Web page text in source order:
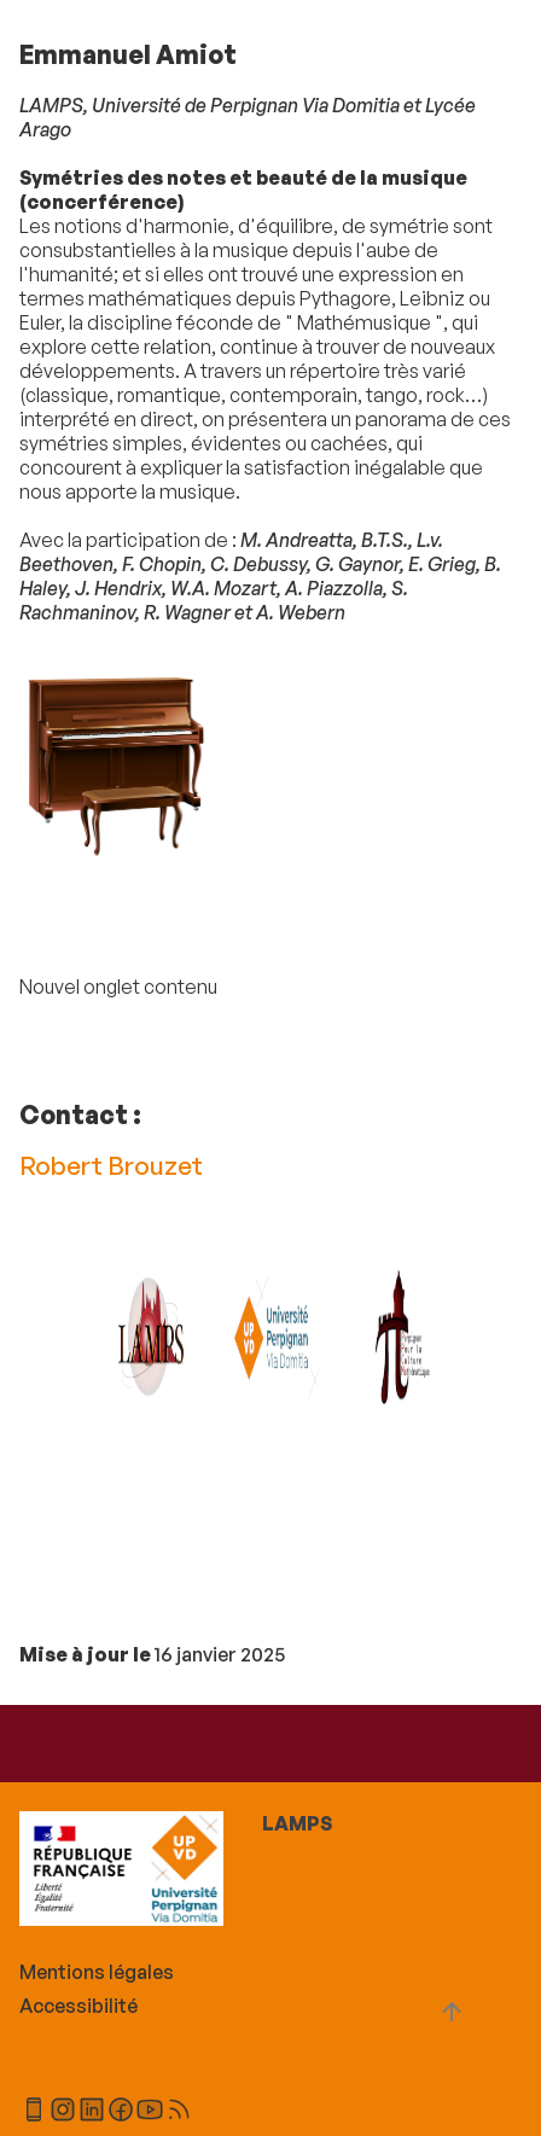
Emmanuel Amiot
LAMPS, Université de Perpignan Via Domitia et Lycée
Arago
Symétries des notes et beauté de la musique
(concerférence)
Les notions d'harmonie, d'équilibre, de symétrie sont
consubstantielles à la musique depuis l'aube de
l'humanité; et si elles ont trouvé une expression en
termes mathématiques depuis Pythagore, Leibniz ou
Euler, la discipline féconde de " Mathémusique ", qui
explore cette relation, continue à trouver de nouveaux
développements. A travers un répertoire très varié
(classique, romantique, contemporain, tango, rock…)
interprété en direct, on présentera un panorama de ces
symétries simples, évidentes ou cachées, qui
concourent à expliquer la satisfaction inégalable que
nous apporte la musique.
Avec la participation de : M. Andreatta, B.T.S., L.v.
Beethoven, F. Chopin, C. Debussy, G. Gaynor, E. Grieg, B.
Haley, J. Hendrix, W.A. Mozart, A. Piazzolla, S.
Rachmaninov, R. Wagner et A. Webern
Nouvel onglet contenu
Contact :
Robert Brouzet
Mise à jour le16 janvier 2025
LAMPS
Mentions légales
Accessibilité